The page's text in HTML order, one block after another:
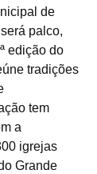
de
palco,
edição do
tradições
tem
a
igrejas
Grande